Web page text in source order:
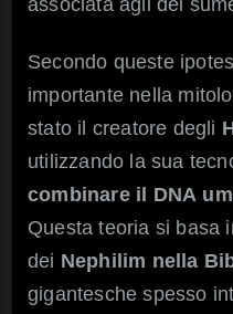
associata agli dei
Secondo queste
importante nella
stato il creatore degli
utilizzando la sua
combinare il DNA
Questa teoria si basa
dei Nephilim nella
gigantesche spesso